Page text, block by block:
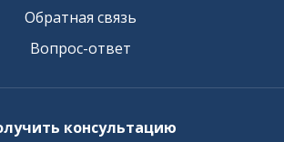
Обратная связь
Вопрос-ответ
консультацию